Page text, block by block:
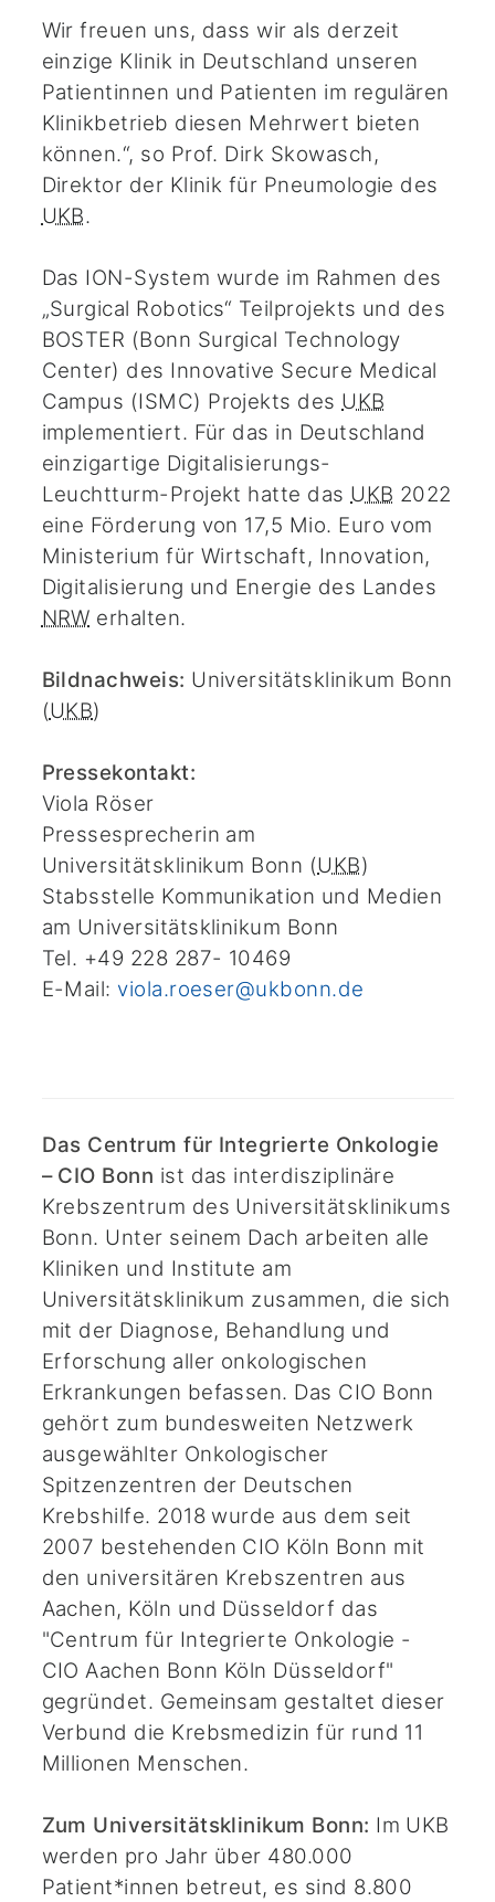
Wir freuen uns, dass wir als derzeit
einzige Klinik in Deutschland unseren
Patientinnen und Patienten im regulären
Klinikbetrieb diesen Mehrwert bieten
können.“, so Prof. Dirk Skowasch,
Direktor der Klinik für Pneumologie des
UKB.
Das ION-System wurde im Rahmen des
„Surgical Robotics“ Teilprojekts und des
BOSTER (Bonn Surgical Technology
Center) des Innovative Secure Medical
Campus (ISMC) Projekts des UKB
implementiert. Für das in Deutschland
einzigartige Digitalisierungs-
Leuchtturm-Projekt hatte das UKB 2022
eine Förderung von 17,5 Mio. Euro vom
Ministerium für Wirtschaft, Innovation,
Digitalisierung und Energie des Landes
NRW erhalten.
Bildnachweis: Universitätsklinikum Bonn
(UKB)
Pressekontakt:
Viola Röser
Pressesprecherin am
Universitätsklinikum Bonn (UKB)
Stabsstelle Kommunikation und Medien
am Universitätsklinikum Bonn
Tel. +49 228 287- 10469
E-Mail: viola.roeser@ukbonn.de
Das Centrum für Integrierte Onkologie
– CIO Bonn ist das interdisziplinäre
Krebszentrum des Universitätsklinikums
Bonn. Unter seinem Dach arbeiten alle
Kliniken und Institute am
Universitätsklinikum zusammen, die sich
mit der Diagnose, Behandlung und
Erforschung aller onkologischen
Erkrankungen befassen. Das CIO Bonn
gehört zum bundesweiten Netzwerk
ausgewählter Onkologischer
Spitzenzentren der Deutschen
Krebshilfe. 2018 wurde aus dem seit
2007 bestehenden CIO Köln Bonn mit
den universitären Krebszentren aus
Aachen, Köln und Düsseldorf das
"Centrum für Integrierte Onkologie -
CIO Aachen Bonn Köln Düsseldorf"
gegründet. Gemeinsam gestaltet dieser
Verbund die Krebsmedizin für rund 11
Millionen Menschen.
Zum Universitätsklinikum Bonn: Im UKB
werden pro Jahr über 480.000
Patient*innen betreut, es sind 8.800